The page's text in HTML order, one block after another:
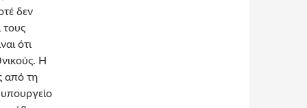
δεν
τους
ότι
Η
από τη